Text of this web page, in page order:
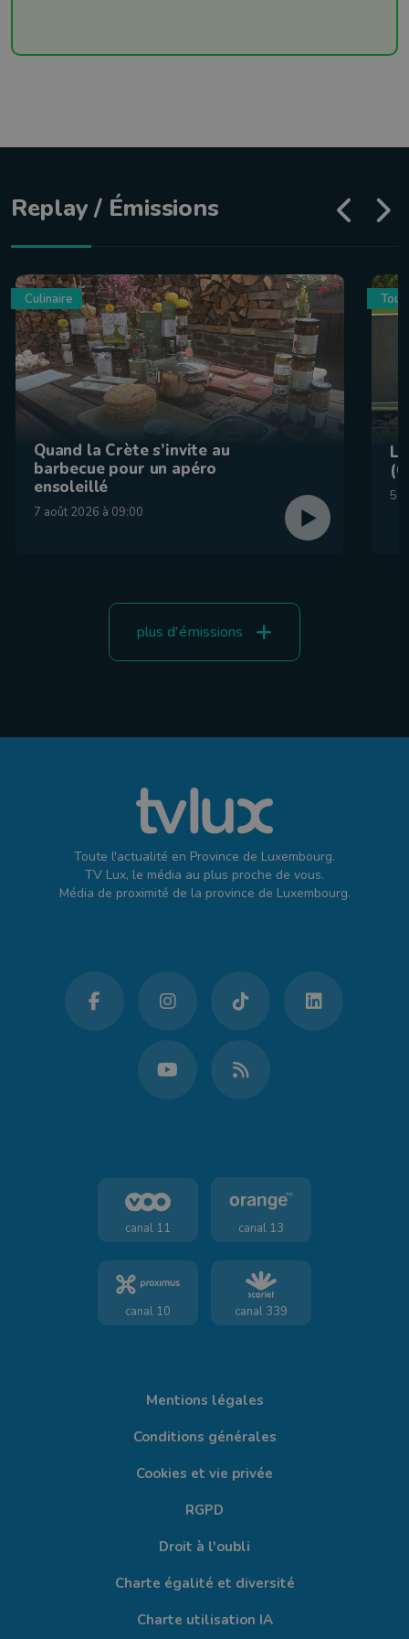
Replay / Émissions
Culinaire
Quand la Crète s’invite au
barbecue pour un apéro
ensoleillé
7 août 2026 à 09:00
5
plus d'émissions
Toute l'actualité en Province de Luxembourg.
TV Lux, le média au plus proche de vous.
Média de proximité de la province de Luxembourg.
canal 11 canal 13
canal 10 canal 339
Mentions légales
Conditions générales
Cookies et vie privée
RGPD
Droit à l'oubli
Charte égalité et diversité
Charte utilisation IA